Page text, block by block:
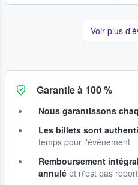
Voir plus
Garantie à 100 %
Nous garantissons
Les billets sont
temps pour l'événement
Remboursement
annulé et n'est pas